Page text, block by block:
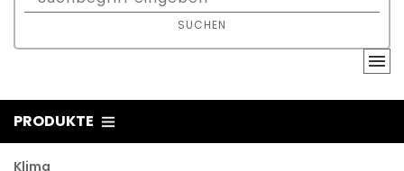
SUCHEN
PRODUKTE
Klima